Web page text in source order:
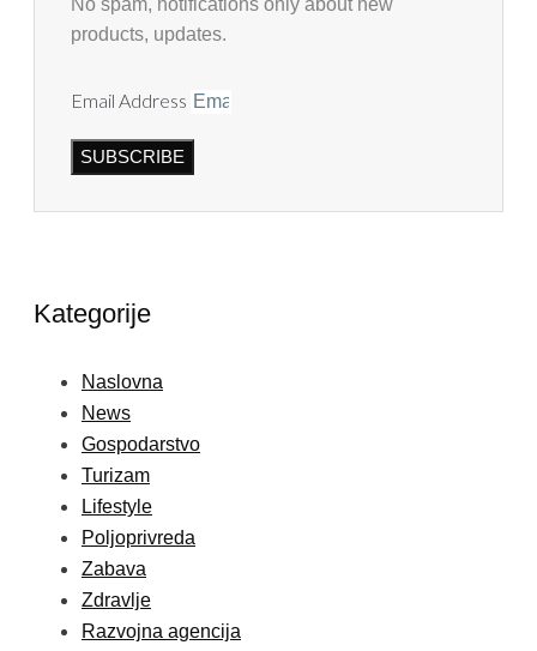
No spam, notifications only about new
products, updates.
Email Address
SUBSCRIBE
Kategorije
Naslovna
News
Gospodarstvo
Turizam
Lifestyle
Poljoprivreda
Zabava
Zdravlje
Razvojna agencija